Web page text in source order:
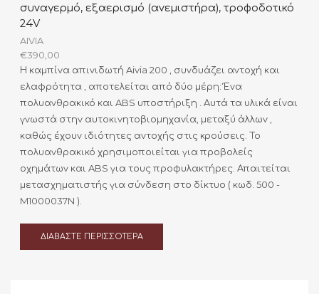
συναγερμό, εξαερισμό (ανεμιστήρα), τροφοδοτικό
24V
AIVIA
€390,00
Η καμπίνα απινιδωτή Aivia 200 , συνδυάζει αντοχή και
ελαφρότητα , αποτελείται από δύο μέρη: Ένα
πολυανθρακικό και ABS υποστήριξη . Αυτά τα υλικά είναι
γνωστά στην αυτοκινητοβιομηχανία, μεταξύ άλλων ,
καθώς έχουν ιδιότητες αντοχής στις κρούσεις. Το
πολυανθρακικό χρησιμοποιείται για προβολείς
οχημάτων και ABS για τους προφυλακτήρες. Απαιτείται
μετασχηματιστής για σύνδεση στο δίκτυο ( κωδ. 500 -
M1000037N ).
ΔΙΑΒΆΣΤΕ ΠΕΡΙΣΣΌΤΕΡΑ